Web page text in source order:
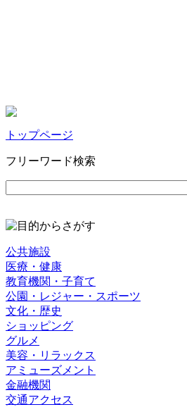
トップページ
フリーワード検索
公共施設
医療・健康
教育機関・子育て
公園・レジャー・スポーツ
文化・歴史
ショッピング
グルメ
美容・リラックス
アミューズメント
金融機関
交通アクセス